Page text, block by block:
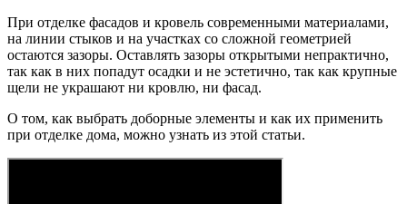
При отделке фасадов и кровель современными материалами,
на линии стыков и на участках со сложной геометрией
остаются зазоры. Оставлять зазоры открытыми непрактично,
так как в них попадут осадки и не эстетично, так как крупные
щели не украшают ни кровлю, ни фасад.
О том, как выбрать доборные элементы и как их применить
при отделке дома, можно узнать из этой статьи.